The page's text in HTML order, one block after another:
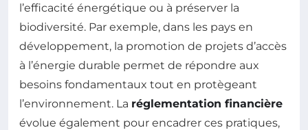
l’efficacité énergétique ou à préserver la
biodiversité. Par exemple, dans les pays en
développement, la promotion de projets d’accès
à l’énergie durable permet de répondre aux
besoins fondamentaux tout en protègeant
l’environnement. La réglementation financière
évolue également pour encadrer ces pratiques,